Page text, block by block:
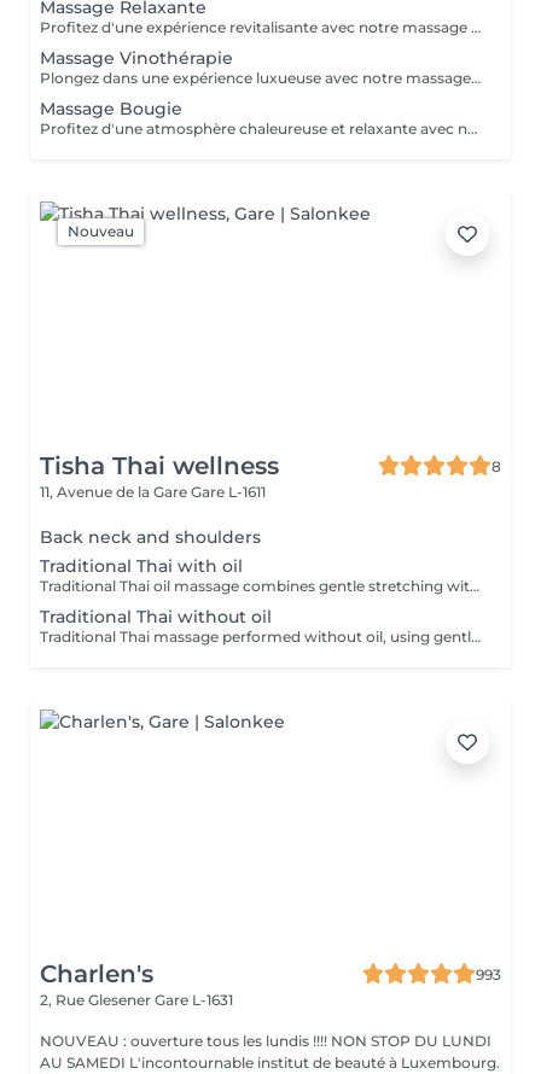
Massage Relaxante
Profitez d'une expérience revitalisante avec notre massage relaxant de 40, 60 ou 90 minutes. Nos esthéticiennes utiliseront des techniques douces pour soulager les tensions musculaires, procurant une sensation de tranquillité. Le temps de préparation et d'installation de la cliente est inclus dans la période choisie, garantissant que chaque minute soit consacrée à votre bien-être. Profitez de ce moment pour rajeunir corps et esprit.
Massage Vinothérapie
Plongez dans une expérience luxueuse avec notre massage Vinothérapie de 40, 60 ou 90 minutes. Nos Esthetcienne experts utiliseront des techniques spécifiques, combinant les bienfaits du raisin pour apaiser vos muscles et offrir une sensation de détente profonde. Le temps de préparation et d'installation de la cliente est inclus dans la durée sélectionnée, garantissant une expérience dédiée à votre bien-être. Laissez-vous emporter par ce moment de délice, revitalisant à la fois votre corps et votre esprit.
Massage Bougie
Profitez d'une atmosphère chaleureuse et relaxante avec notre massage aux bougies de 40, 60 ou 90 minutes. Nos esthéticiennes spécialisées intègrent des bougies parfumées pour créer une ambiance paisible tout en appliquant des techniques douces visant à soulager les tensions musculaires. Le temps de préparation et d'installation de la cliente est inclus dans la période choisie, garantissant que chaque minute soit dédiée à votre bien-être. Offrez-vous une expérience de rajeunissement du corps et de l'esprit dans ce cadre serein.
Nouveau
Tisha Thai wellness
8
11, Avenue de la Gare Gare L-1611
Back neck and shoulders
Traditional Thai with oil
Traditional Thai oil massage combines gentle stretching with flowing massage techniques using warm oil to ease muscle tension, improve circulation, and promote deep relaxation.
Traditional Thai without oil
Traditional Thai massage performed without oil, using gentle stretching and acupressure techniques to relieve muscle tension, improve flexibility, and promote deep relaxation.
Charlen's
993
2, Rue Glesener Gare L-1631
NOUVEAU : ouverture tous les lundis !!!! NON STOP DU LUNDI
AU SAMEDI L'incontournable institut de beauté à Luxembourg.